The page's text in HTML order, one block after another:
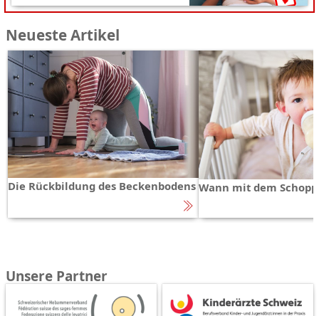
Neueste Artikel
Die Rückbildung des Beckenbodens Wann mit dem
Unsere Partner